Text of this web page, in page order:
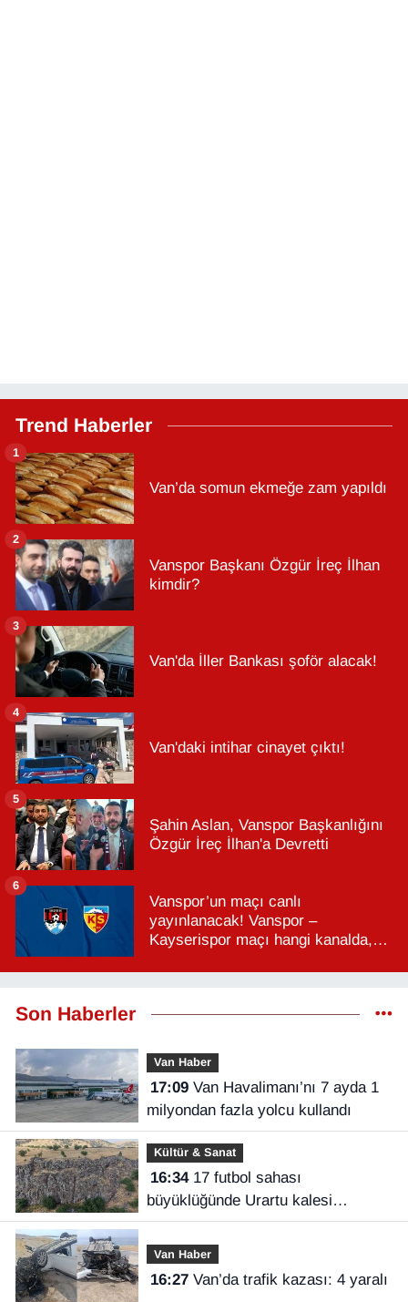
Trend Haberler
Van’da somun ekmeğe zam yapıldı
1
Vanspor Başkanı Özgür İreç İlhan
kimdir?
2
Van'da İller Bankası şoför alacak!
3
Van'daki intihar cinayet çıktı!
4
Şahin Aslan, Vanspor Başkanlığını
Özgür İreç İlhan'a Devretti
5
Vanspor’un maçı canlı
yayınlanacak! Vanspor –
Kayserispor maçı hangi kanalda,
6
Son Haberler
Van Haber
17:09Van Havalimanı’nı 7 ayda 1
milyondan fazla yolcu kullandı
Kültür & Sanat
16:3417 futbol sahası
büyüklüğünde Urartu kalesi
keşfedildi
Van Haber
16:27 Van’da trafik kazası: 4 yaralı